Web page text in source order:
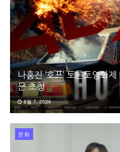
나홍진 ‘호프’ 토론토영화
문 초청
8월 7, 2026
문화